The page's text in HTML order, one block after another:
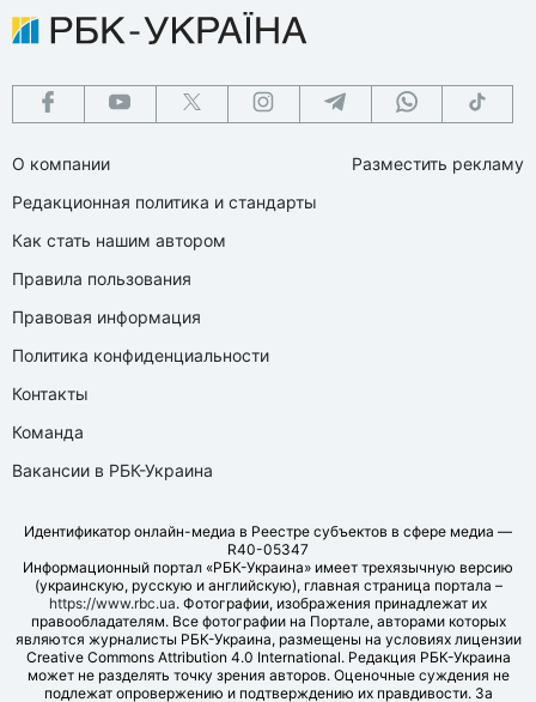
О компании
Редакционная политика и стандарты
Как стать нашим автором
Правила пользования
Правовая информация
Политика конфиденциальности
Контакты
Команда
Вакансии в РБК-Украина
Разместить рекламу
Идентификатор онлайн-медиа в Реестре субъектов в сфере медиа —
R40-05347
Информационный портал «РБК-Украина» имеет трехязычную версию
(украинскую, русскую и английскую), главная страница портала –
https://www.rbc.ua. Фотографии, изображения принадлежат их
правообладателям. Все фотографии на Портале, авторами которых
являются журналисты РБК-Украина, размещены на условиях лицензии
Creative Commons Attribution 4.0 International. Редакция РБК-Украина
может не разделять точку зрения авторов. Оценочные суждения не
подлежат опровержению и подтверждению их правдивости. За